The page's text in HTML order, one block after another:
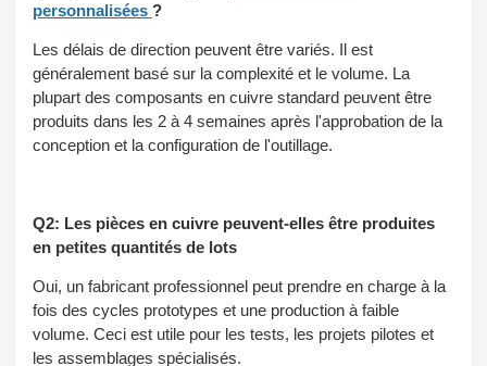
personnalisées ?
Les délais de direction peuvent être variés. Il est
généralement basé sur la complexité et le volume. La
plupart des composants en cuivre standard peuvent être
produits dans les 2 à 4 semaines après l'approbation de la
conception et la configuration de l'outillage.
Q2: Les pièces en cuivre peuvent-elles être produites
en petites quantités de lots
Oui, un fabricant professionnel peut prendre en charge à la
fois des cycles prototypes et une production à faible
volume. Ceci est utile pour les tests, les projets pilotes et
les assemblages spécialisés.